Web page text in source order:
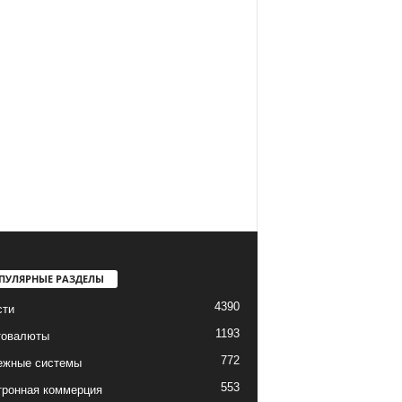
РАЗДЕЛЫ
4390
1193
системы 772
коммерция 553